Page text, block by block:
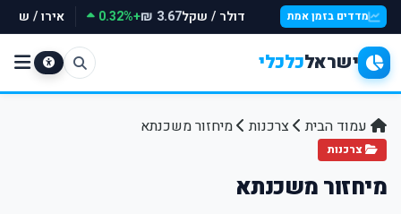
מדדים בזמן אמת דולר / שקל3.67 ₪
+0.32% אירו / שקל
ישראלכלכלי
עמוד הבית צרכנות מיחזור משכנתא
צרכנות
מיחזור משכנתא